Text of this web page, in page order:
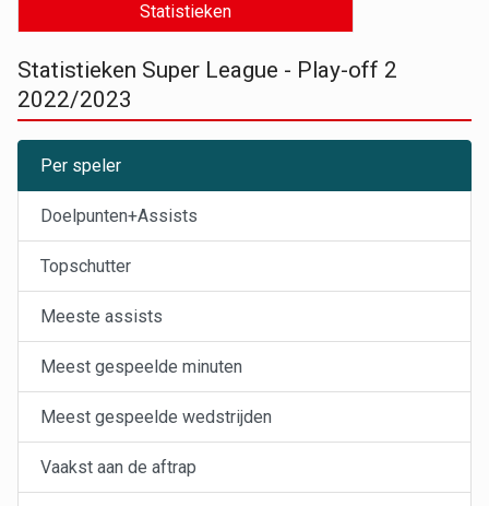
Statistieken
Statistieken Super League - Play-off 2
2022/2023
Per speler
Doelpunten+Assists
Topschutter
Meeste assists
Meest gespeelde minuten
Meest gespeelde wedstrijden
Vaakst aan de aftrap